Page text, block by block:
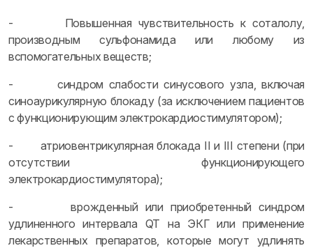
- Повышенная чувствительность к соталолу,
производным сульфонамида или любому из
вспомогательных веществ;
- синдром слабости синусового узла, включая
синоаурикулярную блокаду (за исключением пациентов
с функционирующим электрокардиостимулятором);
- атриовентрикулярная блокада II и III степени (при
отсутствии функционирующего
электрокардиостимулятора);
- врожденный или приобретенный синдром
удлиненного интервала QT на ЭКГ или применение
лекарственных препаратов, которые могут удлинять